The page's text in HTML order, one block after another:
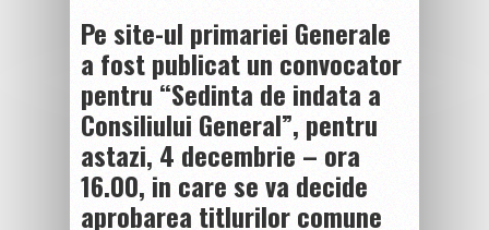
Pe site-ul primariei Generale
a fost publicat un convocator
pentru “Sedinta de indata a
Consiliului General”, pentru
astazi, 4 decembrie – ora
16.00, in care se va decide
aprobarea titlurilor comune